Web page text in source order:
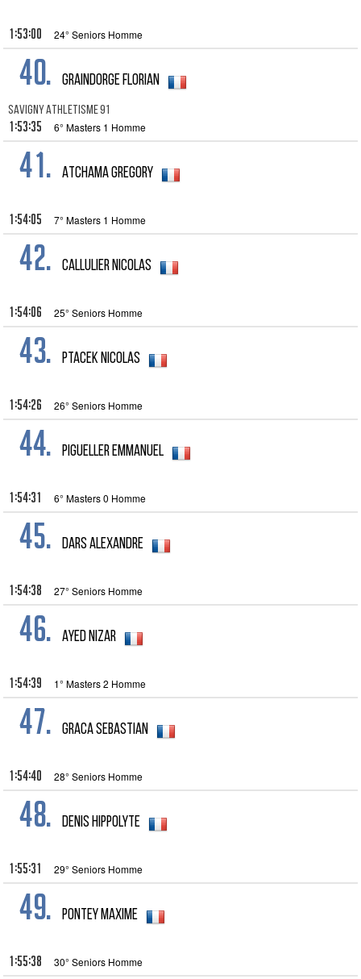
1:53:00 24° Seniors Homme
40. GRAINDORGE Florian
SAVIGNY ATHLETISME 91
1:53:35 6° Masters 1 Homme
41. ATCHAMA GREGORY
1:54:05 7° Masters 1 Homme
42. Callulier Nicolas
1:54:06 25° Seniors Homme
43. Ptacek Nicolas
1:54:26 26° Seniors Homme
44. Pigueller Emmanuel
1:54:31 6° Masters 0 Homme
45. Dars Alexandre
1:54:38 27° Seniors Homme
46. Ayed Nizar
1:54:39 1° Masters 2 Homme
47. Graca Sebastian
1:54:40 28° Seniors Homme
48. Denis Hippolyte
1:55:31 29° Seniors Homme
49. PONTEY Maxime
1:55:38 30° Seniors Homme